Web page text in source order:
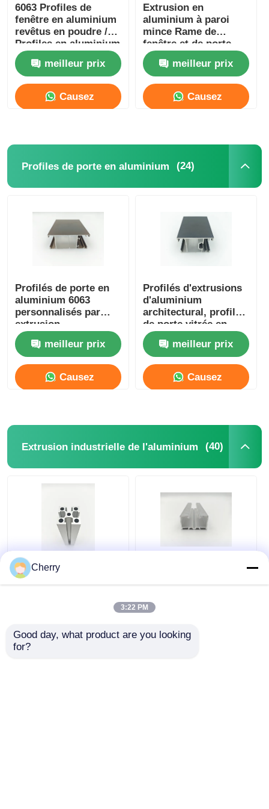
6063 Profiles de
fenêtre en aluminium
revêtus en poudre /
Profiles en aluminium
anodisé
meilleur prix
Causez
Extrusion en
aluminium à paroi
mince Rame de
fenêtre et de porte
6005 T5
meilleur prix
Causez
Profiles de porte en aluminium (24)
Profilés de porte en
aluminium 6063
personnalisés par
extrusion
d'aluminium anodisé
meilleur prix
Causez
Profilés d'extrusions
d'aluminium
architectural, profilé
de porte vitrée en
aluminium OEM
meilleur prix
Causez
Extrusion industrielle de l'aluminium (40)
Profilés en aluminium
extrudé anodisé pour
coulissantes
contemporaines
Cherry
3:22 PM
Good day, what product are you looking
for?